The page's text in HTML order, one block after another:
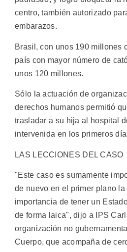
centro, también autorizado
embarazos.
Brasil, con unos 190 millones
país con mayor número de
unos 120 millones.
Sólo la actuación de
derechos humanos permitió
trasladar a su hija al hospital
intervenida en los primeros
LAS LECCIONES DEL CASO
"Este caso es sumamente
de nuevo en el primer plano
importancia de tener un
de forma laica", dijo a IPS
organización no
Cuerpo, que acompaña de